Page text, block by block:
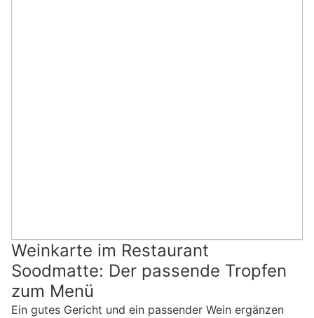
Weinkarte im Restaurant
Soodmatte: Der passende Tropfen
zum Menü
Ein gutes Gericht und ein passender Wein ergänzen